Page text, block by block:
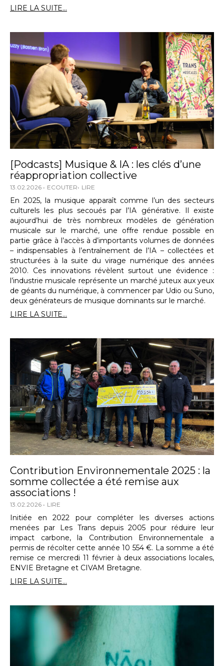
LIRE LA SUITE...
[Podcasts] Musique & IA : les clés d’une
réappropriation collective
13.02.2026 ECOUTER LIRE
En 2025, la musique apparaît comme l’un des secteurs
culturels les plus secoués par l’IA générative. Il existe
aujourd’hui de très nombreux modèles de génération
musicale sur le marché, une offre rendue possible en
partie grâce à l’accès à d’importants volumes de données
– indispensables à l’entraînement de l’IA – collectées et
structurées à la suite du virage numérique des années
2010. Ces innovations révèlent surtout une évidence :
l’industrie musicale représente un marché juteux aux yeux
de géants du numérique, à commencer par Udio ou Suno,
deux générateurs de musique dominants sur le marché.
LIRE LA SUITE...
Contribution Environnementale 2025 : la
somme collectée a été remise aux
associations !
13.02.2026 LIRE
Initiée en 2022 pour compléter les diverses actions
menées par Les Trans depuis 2005 pour réduire leur
impact carbone, la Contribution Environnementale a
permis de récolter cette année 10 554 €. La somme a été
remise ce mercredi 11 février à deux associations locales,
ENVIE Bretagne et CIVAM Bretagne.
LIRE LA SUITE...